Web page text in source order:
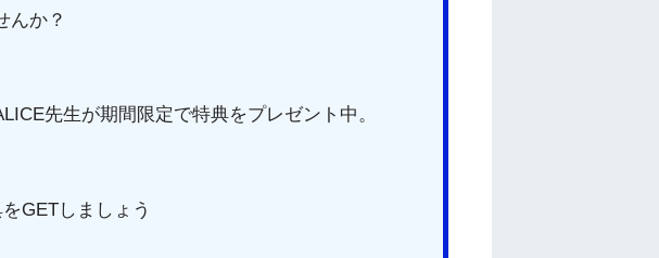
んか？
先生が期間限定で特典をプレゼント中。
GETしましょう